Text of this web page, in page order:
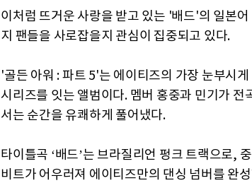
이처럼 뜨거운 사랑을 받고 있는 '배드'의 일본
지 팬들을 사로잡을지 관심이 집중되고 있다.
'골든 아워 : 파트 5'는 에이티즈의 가장 눈부시
시리즈를 잇는 앨범이다. 멤버 홍중과 민기가 전
서는 순간을 유쾌하게 풀어냈다.
타이틀곡 ‘배드’는 브라질리언 펑크 트랙으로,
비트가 어우러져 에이티즈만의 댄싱 넘버를 완